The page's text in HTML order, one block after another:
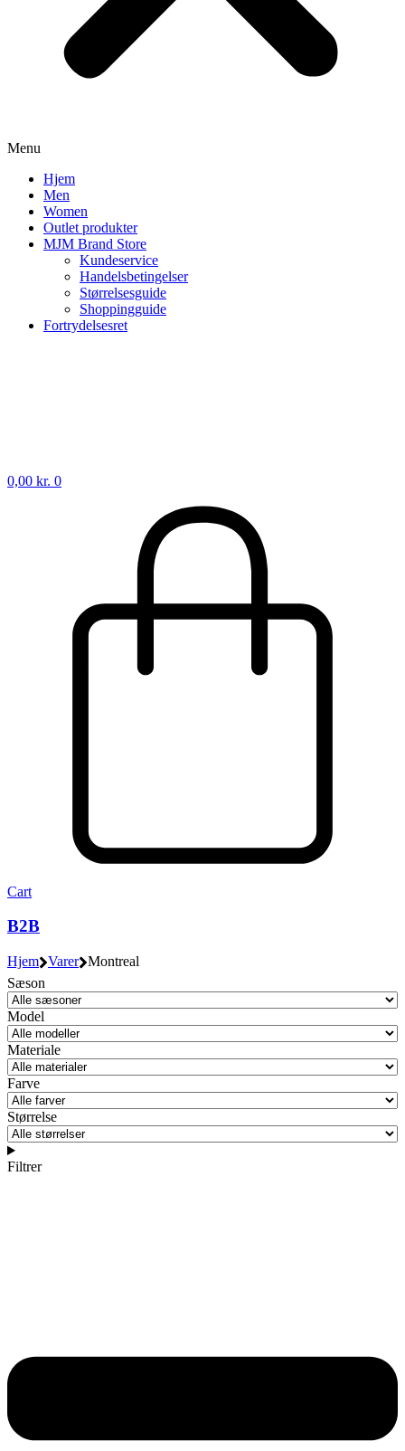
Menu
Hjem
Men
Women
Outlet produkter
MJM Brand Store
Kundeservice
Handelsbetingelser
Størrelsesguide
Shoppingguide
Fortrydelsesret
0,00 kr. 0
Cart
B2B
Hjem Varer Montreal
Sæson
Model
Materiale
Farve
Størrelse
Filtrer